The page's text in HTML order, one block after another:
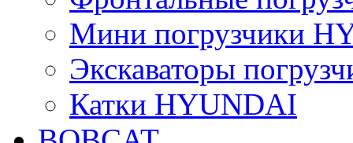
Мини погрузчики
Экскаваторы
Катки HYUNDAI